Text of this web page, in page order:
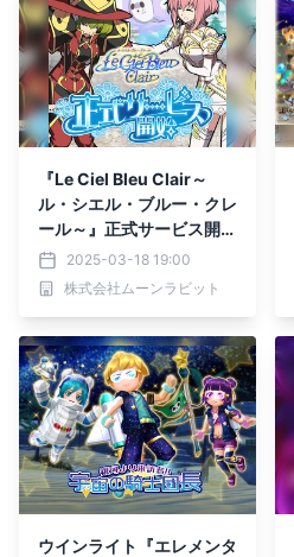
『Le Ciel Bleu Clair～
ル・シエル・ブルー・クレ
ール～』正式サービス開
始！スタートダッシュキャ
ンペーンやイベントも盛り
だくさん開催中！
2025-03-18 19:00
株式会社ムーンラビット
ウインライト『エレメンタ